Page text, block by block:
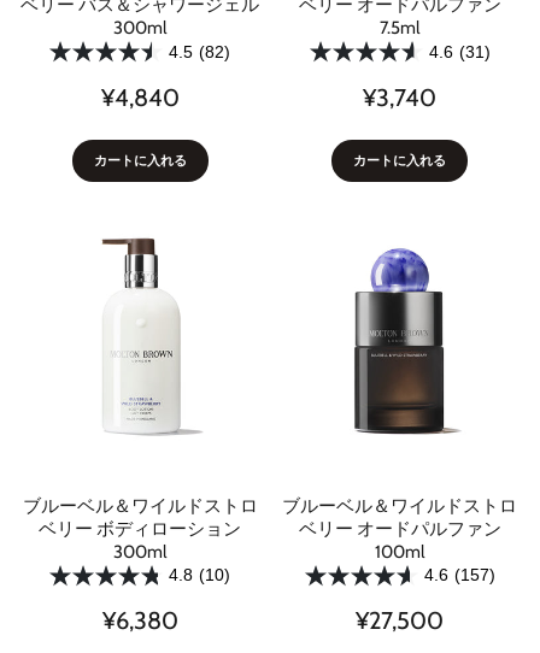
ベリー バス＆シャワージェル
300ml
4.5 (82)
¥4,840
カートに入れる
ベリー オードパルファン
7.5ml
4.6 (31)
¥3,740
カートに入れる
ブルーベル＆ワイルドストロ
ベリー ボディローション
300ml
4.8 (10)
¥6,380
ブルーベル＆ワイルドストロ
ベリー オードパルファン
100ml
4.6 (157)
¥27,500